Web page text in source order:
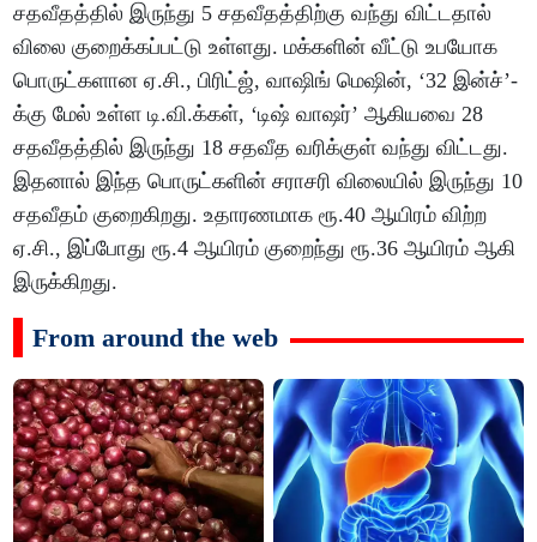
சதவீதத்தில் இருந்து 5 சதவீதத்திற்கு வந்து விட்டதால்
விலை குறைக்கப்பட்டு உள்ளது. மக்களின் வீட்டு உபயோக
பொருட்களான ஏ.சி., பிரிட்ஜ், வாஷிங் மெஷின், ‘32 இன்ச்’-
க்கு மேல் உள்ள டி.வி.க்கள், ‘டிஷ் வாஷர்’ ஆகியவை 28
சதவீதத்தில் இருந்து 18 சதவீத வரிக்குள் வந்து விட்டது.
இதனால் இந்த பொருட்களின் சராசரி விலையில் இருந்து 10
சதவீதம் குறைகிறது. உதாரணமாக ரூ.40 ஆயிரம் விற்ற
ஏ.சி., இப்போது ரூ.4 ஆயிரம் குறைந்து ரூ.36 ஆயிரம் ஆகி
இருக்கிறது.
From around the web